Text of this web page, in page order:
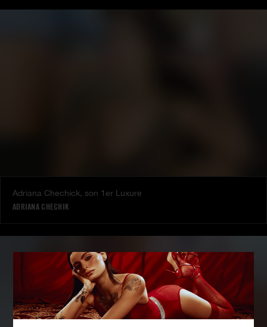
Adriana Chechick, son 1er Luxure
ADRIANA CHECHIK